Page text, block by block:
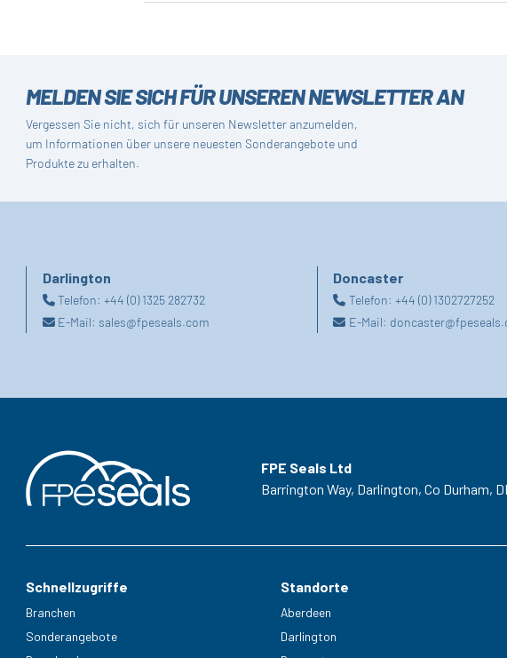
MELDEN SIE SICH FÜR UNSEREN NEWSLETTER AN
Vergessen Sie nicht, sich für unseren Newsletter anzumelden,
um Informationen über unsere neuesten Sonderangebote und
Produkte zu erhalten.
Darlington
Telefon:+44 (0) 1325 282732
E-Mail: sales@fpeseals.com
Doncaster
Telefon: +44 (0) 1302727252
E-Mail:
FPE Seals Ltd
Barrington Way, Darlington, Co Durham,
Schnellzugriffe
Branchen
Sonderangebote
Standorte
Aberdeen
Darlington